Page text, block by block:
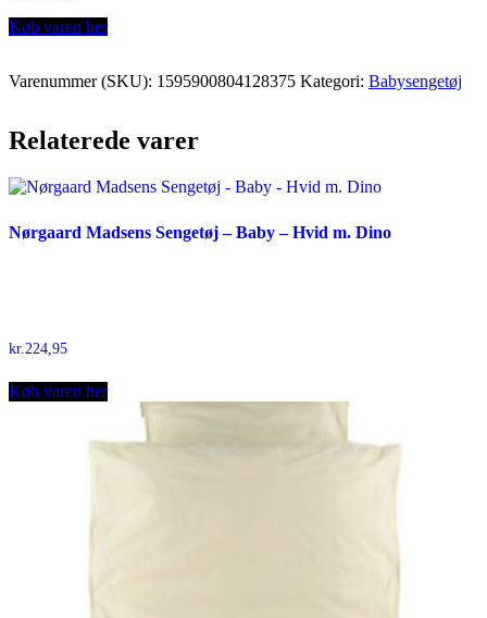
Køb varen her
Varenummer (SKU): 1595900804128375 Kategori: Babysengetøj
Relaterede varer
Nørgaard Madsens Sengetøj – Baby – Hvid m. Dino
kr. 224,95
Køb varen her